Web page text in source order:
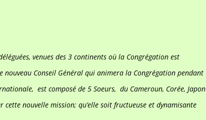
venues des 3 continents où la Congrégation est
nouveau Conseil Général qui animera la Congrégation pendant
est composé de 5 Soeurs, du Cameroun, Corée, Japon
nouvelle mission; qu’elle soit fructueuse et dynamisante